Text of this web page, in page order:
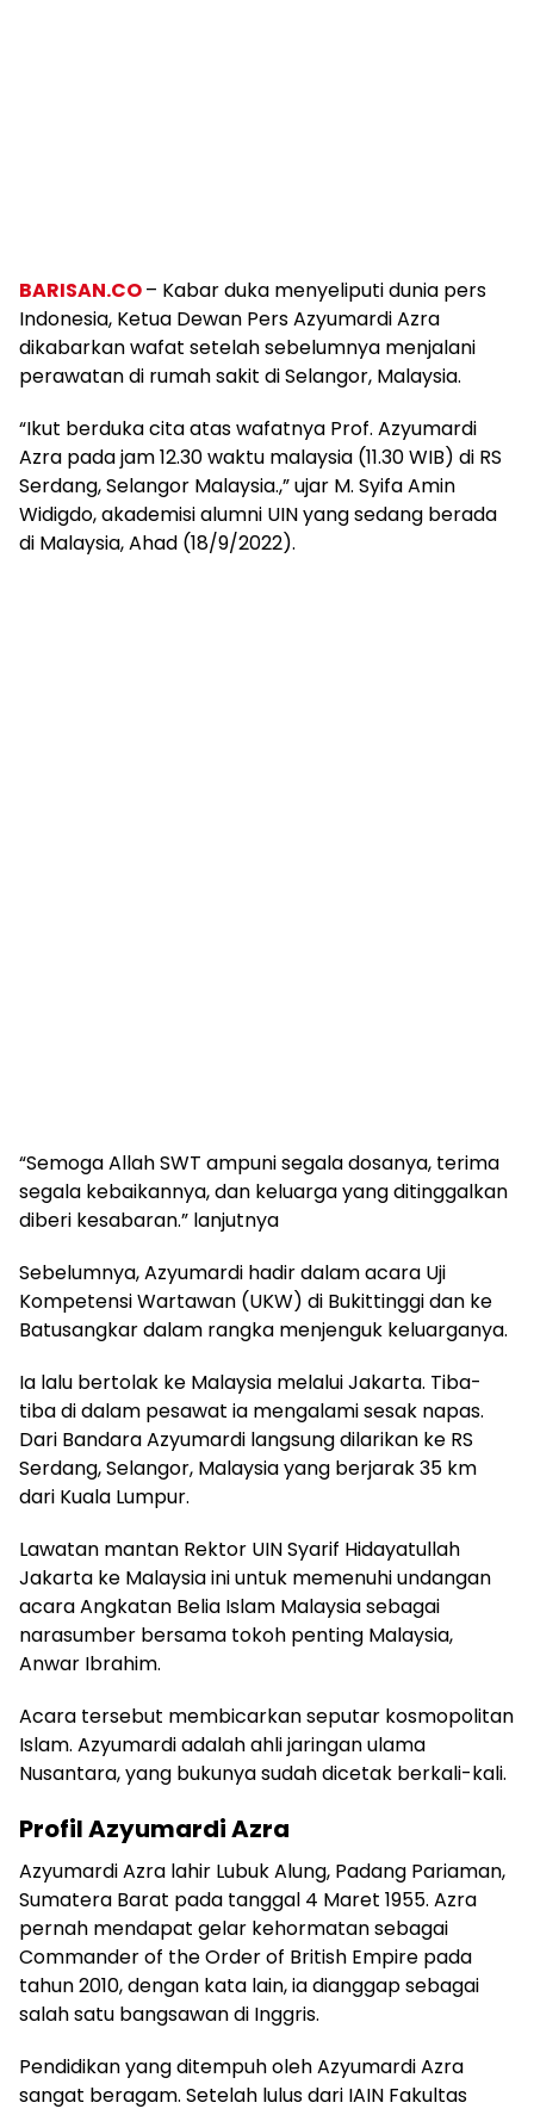
BARISAN.CO– Kabar duka menyeliputi dunia pers
Indonesia, Ketua Dewan Pers Azyumardi Azra
dikabarkan wafat setelah sebelumnya menjalani
perawatan di rumah sakit di Selangor, Malaysia.
“Ikut berduka cita atas wafatnya Prof. Azyumardi
Azra pada jam 12.30 waktu malaysia (11.30 WIB) di RS
Serdang, Selangor Malaysia.,” ujar M. Syifa Amin
Widigdo, akademisi alumni UIN yang sedang berada
di Malaysia, Ahad (18/9/2022).
“Semoga Allah SWT ampuni segala dosanya, terima
segala kebaikannya, dan keluarga yang ditinggalkan
diberi kesabaran.” lanjutnya
Sebelumnya, Azyumardi hadir dalam acara Uji
Kompetensi Wartawan (UKW) di Bukittinggi dan ke
Batusangkar dalam rangka menjenguk keluarganya.
Ia lalu bertolak ke Malaysia melalui Jakarta. Tiba-
tiba di dalam pesawat ia mengalami sesak napas.
Dari Bandara Azyumardi langsung dilarikan ke RS
Serdang, Selangor, Malaysia yang berjarak 35 km
dari Kuala Lumpur.
Lawatan mantan Rektor UIN Syarif Hidayatullah
Jakarta ke Malaysia ini untuk memenuhi undangan
acara Angkatan Belia Islam Malaysia sebagai
narasumber bersama tokoh penting Malaysia,
Anwar Ibrahim.
Acara tersebut membicarkan seputar kosmopolitan
Islam. Azyumardi adalah ahli jaringan ulama
Nusantara, yang bukunya sudah dicetak berkali-kali.
Profil Azyumardi Azra
Azyumardi Azra lahir Lubuk Alung, Padang Pariaman,
Sumatera Barat pada tanggal 4 Maret 1955. Azra
pernah mendapat gelar kehormatan sebagai
Commander of the Order of British Empire pada
tahun 2010, dengan kata lain, ia dianggap sebagai
salah satu bangsawan di Inggris.
Pendidikan yang ditempuh oleh Azyumardi Azra
sangat beragam. Setelah lulus dari IAIN Fakultas